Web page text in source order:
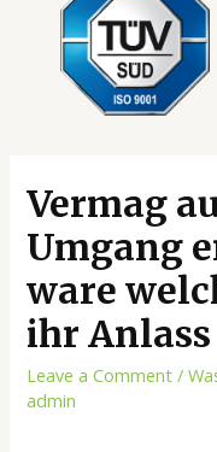
Vermag
Umgang
ware
ihr Anlass
Leave a Comment /
admin